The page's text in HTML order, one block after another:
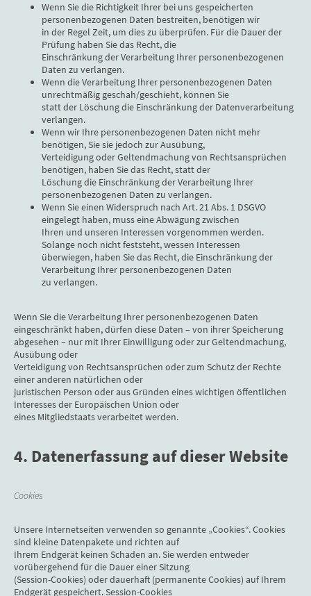
Wenn Sie die Richtigkeit Ihrer bei uns gespeicherten
personenbezogenen Daten bestreiten, benötigen wir
in der Regel Zeit, um dies zu überprüfen. Für die Dauer der
Prüfung haben Sie das Recht, die
Einschränkung der Verarbeitung Ihrer personenbezogenen
Daten zu verlangen.
Wenn die Verarbeitung Ihrer personenbezogenen Daten
unrechtmäßig geschah/geschieht, können Sie
statt der Löschung die Einschränkung der Datenverarbeitung
verlangen.
Wenn wir Ihre personenbezogenen Daten nicht mehr
benötigen, Sie sie jedoch zur Ausübung,
Verteidigung oder Geltendmachung von Rechtsansprüchen
benötigen, haben Sie das Recht, statt der
Löschung die Einschränkung der Verarbeitung Ihrer
personenbezogenen Daten zu verlangen.
Wenn Sie einen Widerspruch nach Art. 21 Abs. 1 DSGVO
eingelegt haben, muss eine Abwägung zwischen
Ihren und unseren Interessen vorgenommen werden.
Solange noch nicht feststeht, wessen Interessen
überwiegen, haben Sie das Recht, die Einschränkung der
Verarbeitung Ihrer personenbezogenen Daten
zu verlangen.
Wenn Sie die Verarbeitung Ihrer personenbezogenen Daten
eingeschränkt haben, dürfen diese Daten – von ihrer Speicherung
abgesehen – nur mit Ihrer Einwilligung oder zur Geltendmachung,
Ausübung oder
Verteidigung von Rechtsansprüchen oder zum Schutz der Rechte
einer anderen natürlichen oder
juristischen Person oder aus Gründen eines wichtigen öffentlichen
Interesses der Europäischen Union oder
eines Mitgliedstaats verarbeitet werden.
4. Datenerfassung auf dieser Website
Cookies
Unsere Internetseiten verwenden so genannte „Cookies“. Cookies
sind kleine Datenpakete und richten auf
Ihrem Endgerät keinen Schaden an. Sie werden entweder
vorübergehend für die Dauer einer Sitzung
(Session-Cookies) oder dauerhaft (permanente Cookies) auf Ihrem
Endgerät gespeichert. Session-Cookies